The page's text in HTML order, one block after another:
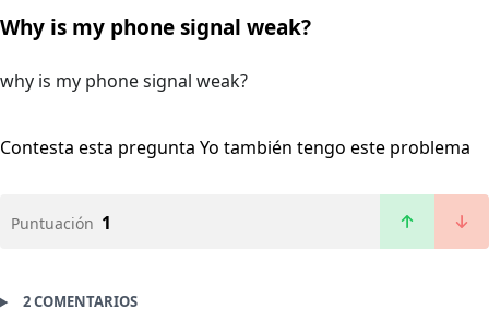
Why is my phone signal weak?
why is my phone signal weak?
Contesta esta pregunta Yo también tengo este problema
Puntuación 1
2 COMENTARIOS